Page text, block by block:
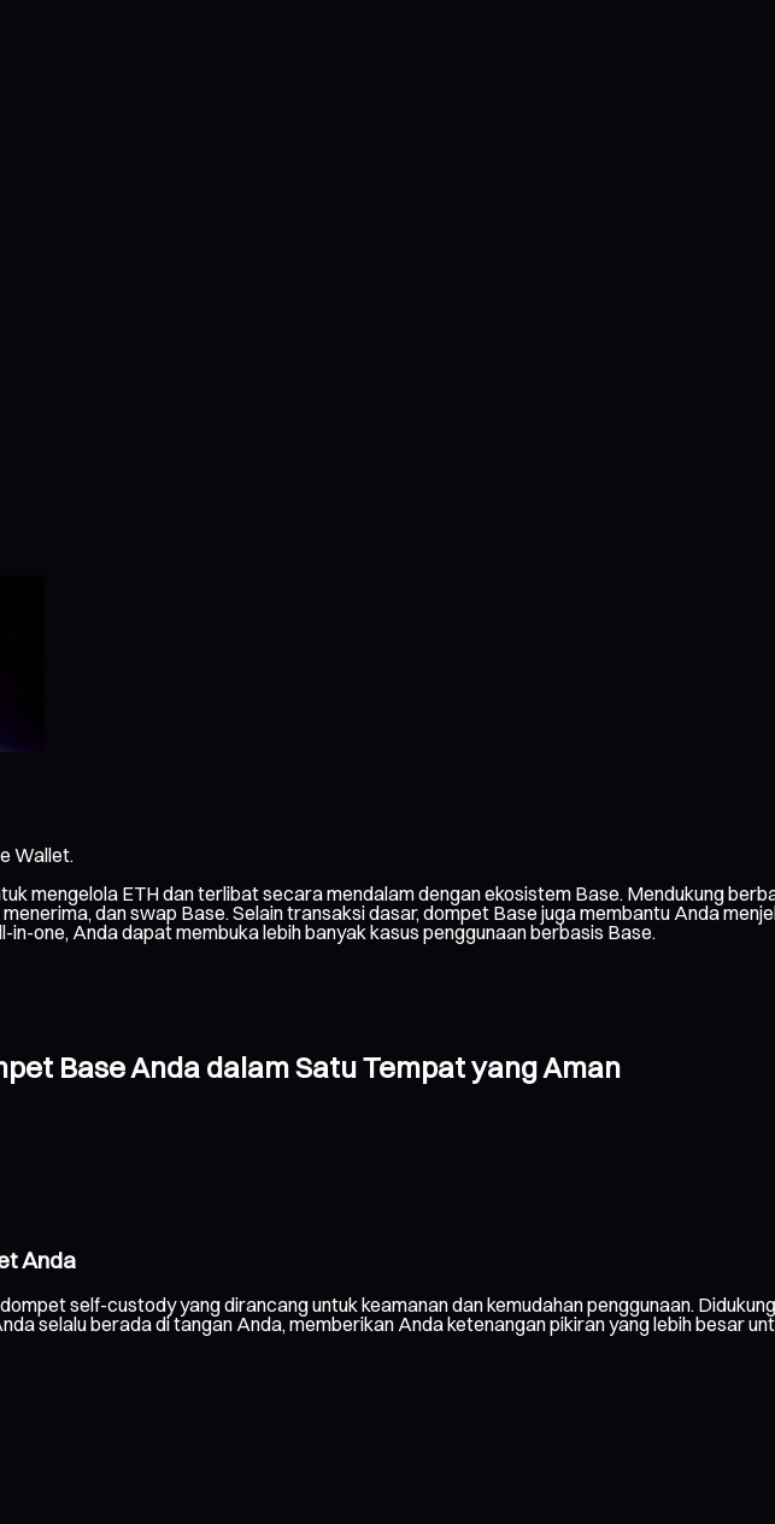
Wallet.
mengelola ETH dan terlibat secara mendalam dengan ekosistem Base. Mendukung
dan swap Base. Selain transaksi dasar, dompet Base juga membantu Anda
one, Anda dapat membuka lebih banyak kasus penggunaan berbasis Base.
Base Anda dalam Satu Tempat yang Aman
Anda
self-custody yang dirancang untuk keamanan dan kemudahan penggunaan.
selalu berada di tangan Anda, memberikan Anda ketenangan pikiran yang lebih besar